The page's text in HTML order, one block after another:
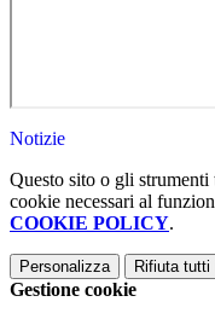
Notizie
Questo sito o gli
cookie necessari al
COOKIE POLICY.
Personalizza Rifiuta tutti
Gestione cookie